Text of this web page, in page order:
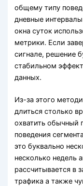
общему типу
дневные
окна суток
метрики. Если
сигнале, решение
стабильном
данных.
Из-за этого
длиться столько
охватить обычный
поведения
это буквально
несколько недель
рассчитывается в
трафика а также